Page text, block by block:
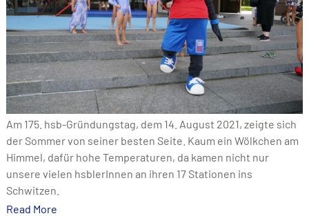
Am 175. hsb-Gründungstag, dem 14. August 2021, zeigte sich
der Sommer von seiner besten Seite. Kaum ein Wölkchen am
Himmel, dafür hohe Temperaturen, da kamen nicht nur
unsere vielen hsblerInnen an ihren 17 Stationen ins
Schwitzen.
Read More